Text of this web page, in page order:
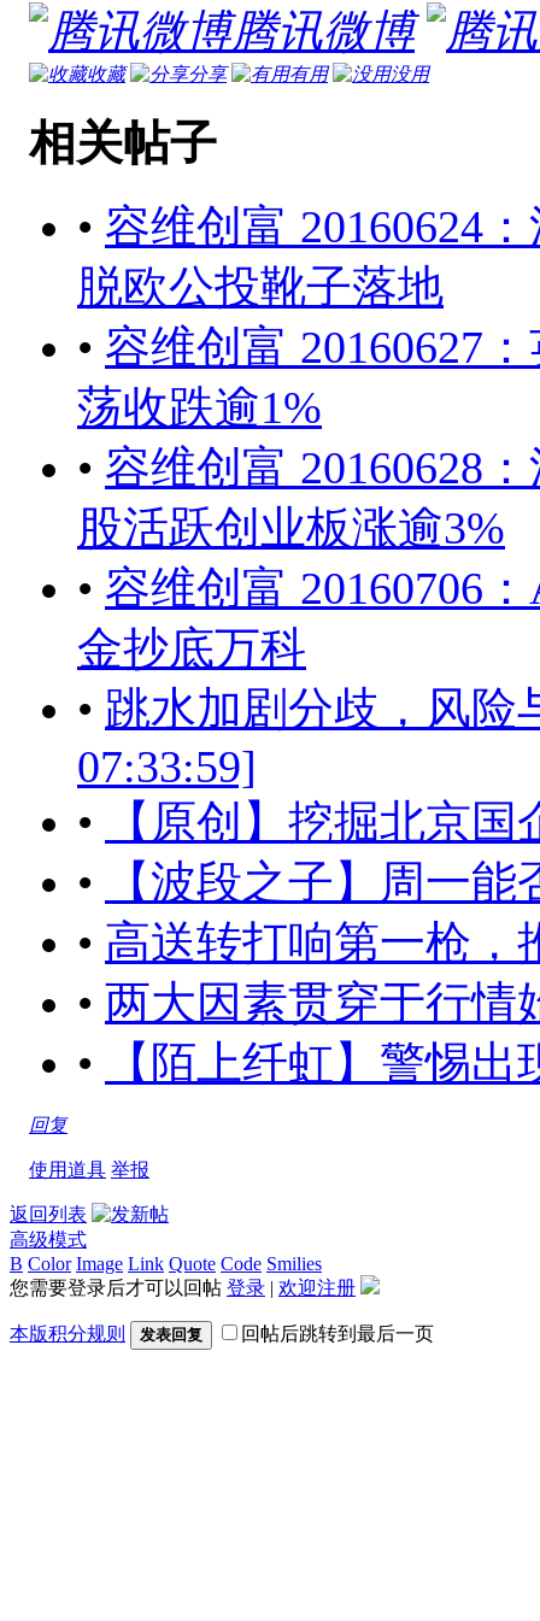
腾讯微博
收藏 分享 有用 没用
相关帖子
• 容维创富 20160624
脱欧公投靴子落地
• 容维创富 20160627
荡收跌逾1%
• 容维创富 20160628
股活跃创业板涨逾3%
• 容维创富 20160706
金抄底万科
• 跳水加剧分歧，风险
07:33:59]
•
【原创】挖掘北京
•
【波段之子】周一
• 高送转打响第一枪，
• 两大因素贯穿于行情
•
【陌上纤虹】警惕
回复
使用道具 举报
返回列表
高级模式
B Color Image Link Quote Code Smilies
您需要登录后才可以回帖 登录 | 欢迎注册
本版积分规则 发表回复 回帖后跳转到最后一页